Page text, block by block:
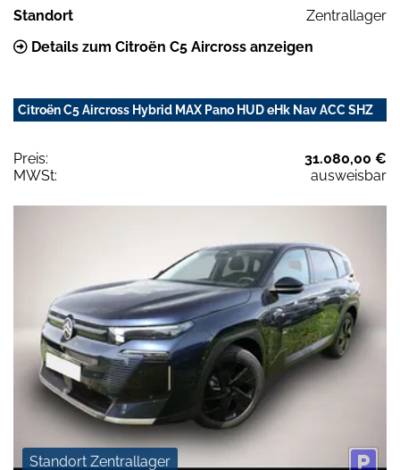
Standort
Zentrallager
Details zum Citroën C5 Aircross anzeigen
Citroën C5 Aircross Hybrid MAX Pano HUD eHk Nav ACC SHZ
Preis:
31.080,00 €
MWSt:
ausweisbar
Standort Zentrallager